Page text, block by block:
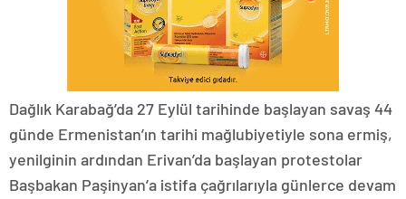
Dağlık Karabağ’da 27 Eylül tarihinde başlayan savaş 44
günde Ermenistan’ın tarihi mağlubiyetiyle sona ermiş,
yenilginin ardından Erivan’da başlayan protestolar
Başbakan Paşinyan’a istifa çağrılarıyla günlerce devam